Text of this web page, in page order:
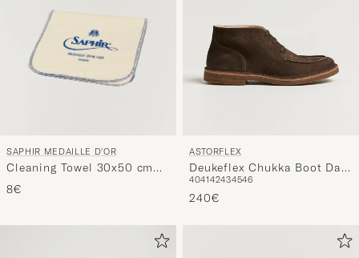
SAPHIR MEDAILLE D'OR
Cleaning Towel 30x50 cm
White
8€
ASTORFLEX
Deukeflex Chukka Boot Dark
Brown Suede
404142434546
240€